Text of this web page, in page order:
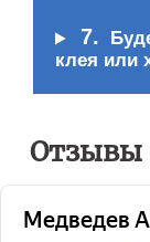
7.
клея или
Отзывы